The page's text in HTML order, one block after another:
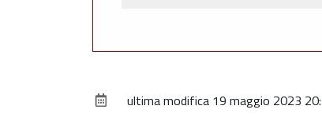
ultima modifica 19 maggio 2023